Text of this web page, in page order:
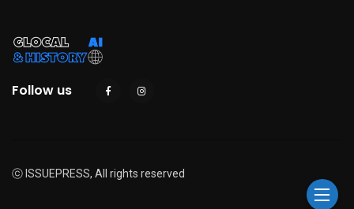
Follow us
ⓒ ISSUEPRESS, All rights reserved